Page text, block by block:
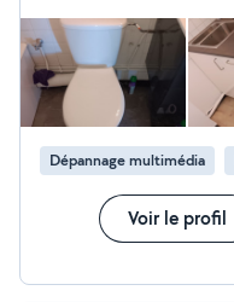
Dépannage multimédia
Voir le profil